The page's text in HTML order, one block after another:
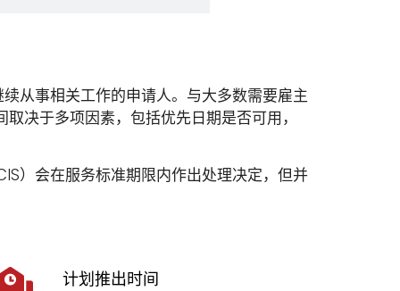
从事相关工作的申请人。与大多数需要雇主
决于多项因素，包括优先日期是否可用，
）会在服务标准期限内作出处理决定，但并
计划推出时间